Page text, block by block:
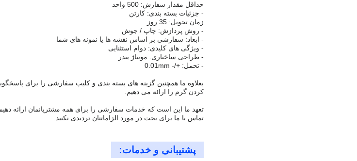
حداقل مقدار سفارش: 500 واحد
- جزئیات بسته بندی: کارتن
زمان تحویل: 35 روز
- روش پردازش: چاپ / جوش
- ابعاد: سفارشی بر اساس نقشه ها یا نمونه های شما
- ویژگی های کلیدی: دوام استثنایی
- طراحی ساختاری: مونتاژ بندر
- تحمل: +/- 0.01mm
بعلاوه ما همچنین گزینه های بسته بندی و کلیپ سفارشی را برای
کردن گرم را ارائه می دهیم.
تعهد ما این است که خدمات سفارشی را برای همه مشتریانمان ارائه
تماس با ما برای بحث در مورد الزاماتتان تردیدی نکنید.
پشتیبانی و خدمات: